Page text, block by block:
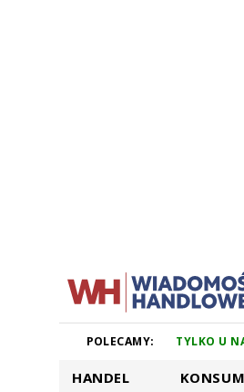
POLECAMY: TYLKO U
HANDEL